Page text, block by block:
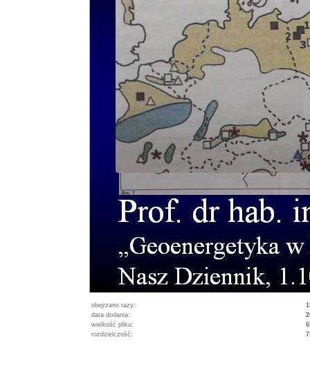
obejrzano razy:
data dodania:
wielkość pliku:
rozdzielczość: